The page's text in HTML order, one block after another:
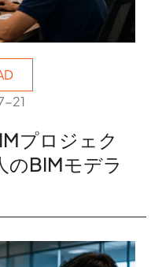
21
プロジェク
のBIMモデラ